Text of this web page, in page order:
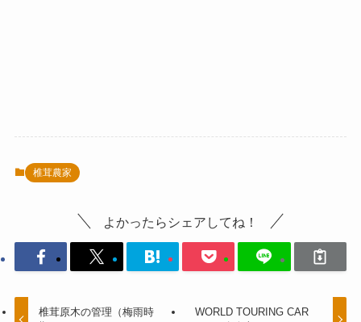
椎茸農家
よかったらシェアしてね！
椎茸原木の管理（梅雨時
WORLD TOURING CAR